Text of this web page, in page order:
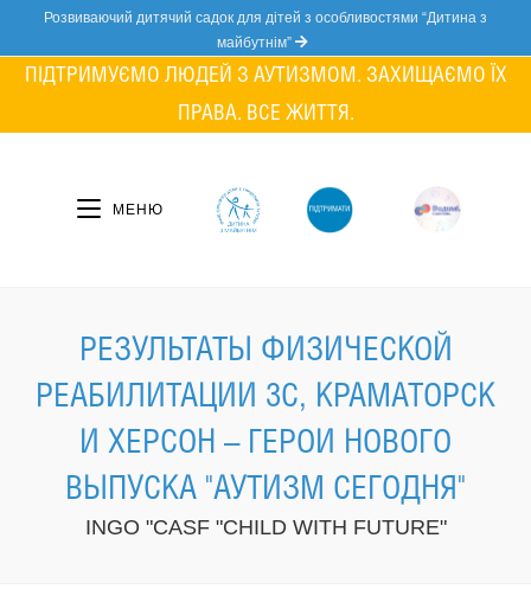
content
Розвиваючий дитячий садок для дітей з особливостями “Дитина з
майбутнім”
ПІДТРИМУЄМО ЛЮДЕЙ З АУТИЗМОМ. ЗАХИЩАЄМО ЇХ
ПРАВА. ВСЕ ЖИТТЯ.
МЕНЮ
РЕЗУЛЬТАТЫ ФИЗИЧЕСКОЙ
РЕАБИЛИТАЦИИ 3С, КРАМАТОРСК
И ХЕРСОН – ГЕРОИ НОВОГО
ВЫПУСКА "АУТИЗМ СЕГОДНЯ"
INGO "CASF "CHILD WITH FUTURE"